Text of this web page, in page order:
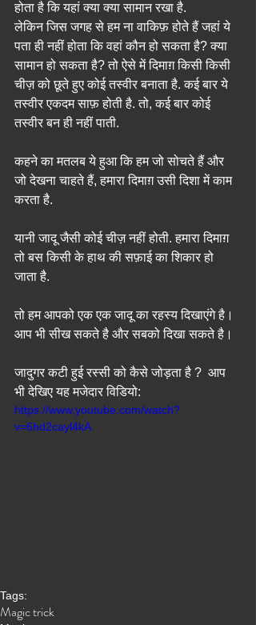
होता है कि यहां क्या क्या सामान रखा है.
लेकिन जिस जगह से हम ना वाकिफ़ होते हैं जहां ये
पता ही नहीं होता कि वहां कौन हो सकता है? क्या
सामान हो सकता है? तो ऐसे में दिमाग़ किसी किसी
चीज़ को छूते हुए कोई तस्वीर बनाता है. कई बार ये
तस्वीर एकदम साफ़ होती है. तो, कई बार कोई
तस्वीर बन ही नहीं पाती.
कहने का मतलब ये हुआ कि हम जो सोचते हैं और
जो देखना चाहते हैं, हमारा दिमाग़ उसी दिशा में काम
करता है.
यानी जादू जैसी कोई चीज़ नहीं होती. हमारा दिमाग़
तो बस किसी के हाथ की सफ़ाई का शिकार हो
जाता है.
तो हम आपको एक एक जादू का रहस्य दिखाएंगे है।
आप भी सीख सकते है और सबको दिखा सकते है।
जादुगर कटी हुई रस्सी को कैसे जोड़ता है ?  आप
भी देखिए यह मजेदार विडियो:
https://www.youtube.com/watch?
v=6hd2cayl4kA
Tags:
Magic trick